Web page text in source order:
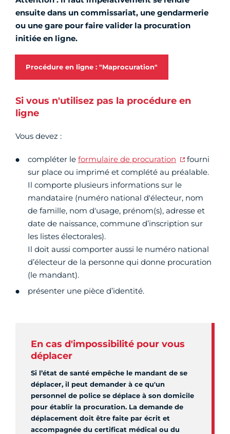
ensuite dans un commissariat, une gendarmerie
ou une gare pour faire valider la procuration
initiée en ligne.
Procédure en ligne : "Maprocuration"
Si vous n'utilisez pas la procédure en
ligne
Vous devez :
compléter le formulaire de procuration
fourni
sur place ou imprimé et complété au préalable.
Il comporte plusieurs informations sur le
mandataire (numéro national d'électeur, nom
de famille, nom d'usage, prénom(s), adresse et
date de naissance, commune d’inscription sur
les listes électorales).
Il doit aussi comporter aussi le numéro national
d’électeur de la personne qui donne procuration
(le mandant).
présenter une pièce d’identité.
En cas d'impossibilité pour vous
déplacer
Si l’état de santé empêche le mandant de se
déplacer, il peut demander à ce qu'un
personnel de police se déplace à son domicile
pour établir la procuration. La demande de
déplacement doit être faite par écrit et
accompagnée du certificat médical ou du